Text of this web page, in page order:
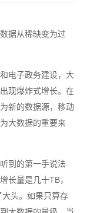
据从稀缺变为过
电子政务建设，大
现爆炸式增长。在
新的数据源，移动
大数据的重要来
到的第一手说法
长量是几十TB，
头。如果只算存